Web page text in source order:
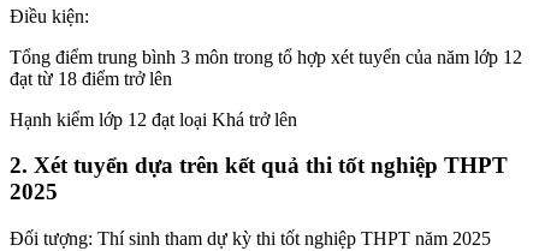
Điều kiện:
Tổng điểm trung bình 3 môn trong tổ hợp xét tuyển của năm lớp 12
đạt từ 18 điểm trở lên
Hạnh kiểm lớp 12 đạt loại Khá trở lên
2. Xét tuyển dựa trên kết quả thi tốt nghiệp THPT
2025
Đối tượng: Thí sinh tham dự kỳ thi tốt nghiệp THPT năm 2025